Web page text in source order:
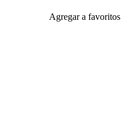
Agregar a favoritos